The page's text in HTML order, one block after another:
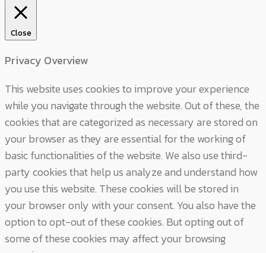
Close
Privacy Overview
This website uses cookies to improve your experience
while you navigate through the website. Out of these, the
cookies that are categorized as necessary are stored on
your browser as they are essential for the working of
basic functionalities of the website. We also use third-
party cookies that help us analyze and understand how
you use this website. These cookies will be stored in
your browser only with your consent. You also have the
option to opt-out of these cookies. But opting out of
some of these cookies may affect your browsing